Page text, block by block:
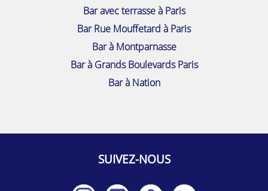
Bar avec terrasse à Paris
Bar Rue Mouffetard à Paris
Bar à Montparnasse
Bar à Grands Boulevards Paris
Bar à Nation
SUIVEZ-NOUS